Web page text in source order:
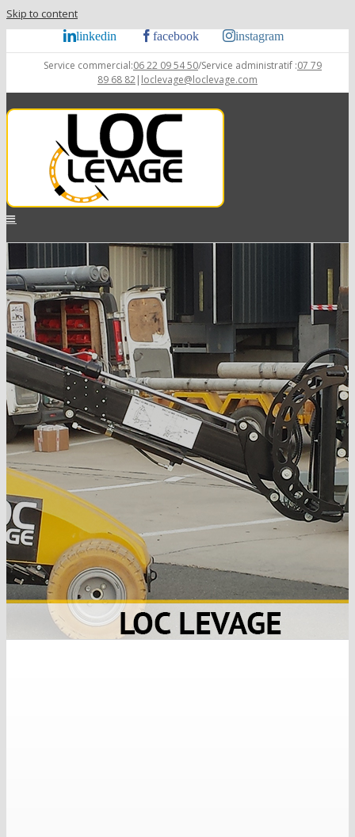
Skip to content
linkedin facebook instagram
Service commercial:06 22 09 54 50/Service administratif :07 79
89 68 82| loclevage@loclevage.com